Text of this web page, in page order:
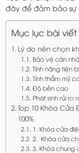
đây để đảm bảo
Mục lục bài viết
Lý do nên chọn
Bảo vệ căn
Tính năng tiện
Tính thẩm mỹ
Độ bền cao
Phát sinh rủi ro
Top 10 Khóa
100%
1. Khóa cửa
2. Khóa cửa
3. Khóa chung